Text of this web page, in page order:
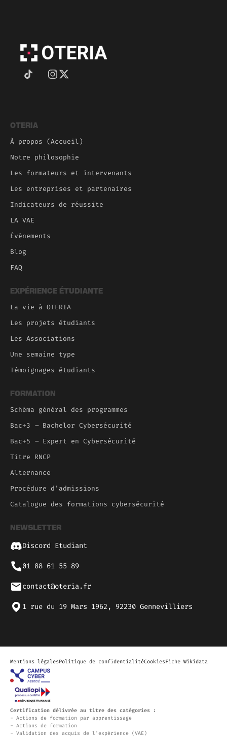
OTERIA
À propos (Accueil)
Notre philosophie
Les formateurs et intervenants
Les entreprises et partenaires
Indicateurs de réussite
LA VAE
Évènements
Blog
FAQ
EXPÉRIENCE ÉTUDIANTE
La vie à OTERIA
Les projets étudiants
Les Associations
Une semaine type
Témoignages étudiants
FORMATION
Schéma général des programmes
Bac+3 –Bachelor Cybersécurité
Bac+5 –Expert en Cybersécurité
Titre RNCP
Alternance
Procédure d'admissions
Catalogue des formations cybersécurité
NEWSLETTER
Discord Etudiant
01 88 61 55 89
contact@oteria.fr
1 rue du 19 Mars 1962, 92230 Gennevilliers
Mentions légalesPolitique de confidentialitéCookiesFiche Wikidata
Certification délivrée au titre des catégories :
- Actions de formation par apprentissage
- Actions de formation
- Validation des acquis de l'expérience (VAE)